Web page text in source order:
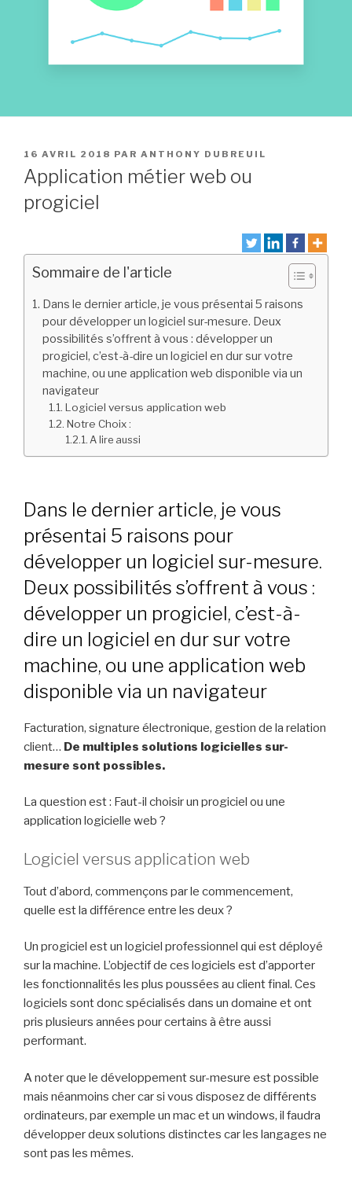
PUBLIÉ
LE
16 AVRIL 2018 PAR ANTHONY DUBREUIL
Application métier web ou
progiciel
Sommaire de l'article
Dans le dernier article, je vous présentai 5 raisons
pour développer un logiciel sur-mesure. Deux
possibilités s’offrent à vous : développer un
progiciel, c’est-à-dire un logiciel en dur sur votre
machine, ou une application web disponible via un
navigateur
Logiciel versus application web
Notre Choix :
A lire aussi
Dans le dernier article, je vous
présentai 5 raisons pour
développer un logiciel sur-mesure.
Deux possibilités s’offrent à vous :
développer un progiciel, c’est-à-
dire un logiciel en dur sur votre
machine, ou une application web
disponible via un navigateur
Facturation, signature électronique, gestion de la relation
client… De multiples solutions logicielles sur-
mesure sont possibles.
La question est : Faut-il choisir un progiciel ou une
application logicielle web ?
Logiciel versus application web
Tout d’abord, commençons par le commencement,
quelle est la différence entre les deux ?
Un progiciel est un logiciel professionnel qui est déployé
sur la machine. L’objectif de ces logiciels est d’apporter
les fonctionnalités les plus poussées au client final. Ces
logiciels sont donc spécialisés dans un domaine et ont
pris plusieurs années pour certains à être aussi
performant.
A noter que le développement sur-mesure est possible
mais néanmoins cher car si vous disposez de différents
ordinateurs, par exemple un mac et un windows, il faudra
développer deux solutions distinctes car les langages ne
sont pas les mêmes.